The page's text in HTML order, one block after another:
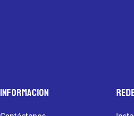
Informacion